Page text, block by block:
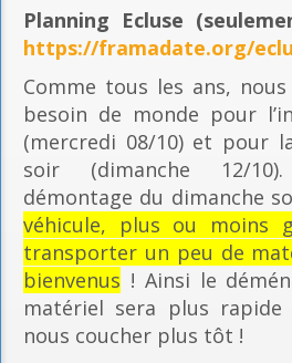
Planning Ecluse
https://framadate.org/
Comme tous les ans,
besoin de monde pour
(mercredi 08/10) et pour
soir (dimanche 12/
démontage du dimanche
véhicule, plus ou moins
transporter un peu de
bienvenus ! Ainsi le
matériel sera plus
nous coucher plus tôt !